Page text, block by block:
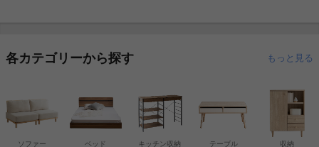
各カテゴリーから探す もっと見る
ソファー ベッド 収納
キッチン収納 テーブル